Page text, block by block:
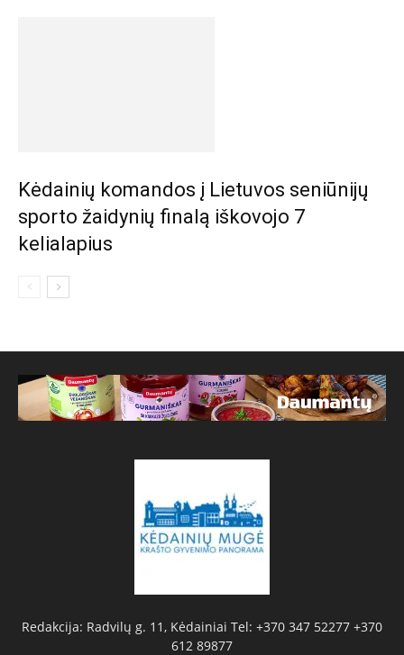
Kėdainių komandos į Lietuvos seniūnijų
sporto žaidynių finalą iškovojo 7
kelialapius
Redakcija: Radvilų g. 11, Kėdainiai Tel: +370 347 52277 +370
612 89877